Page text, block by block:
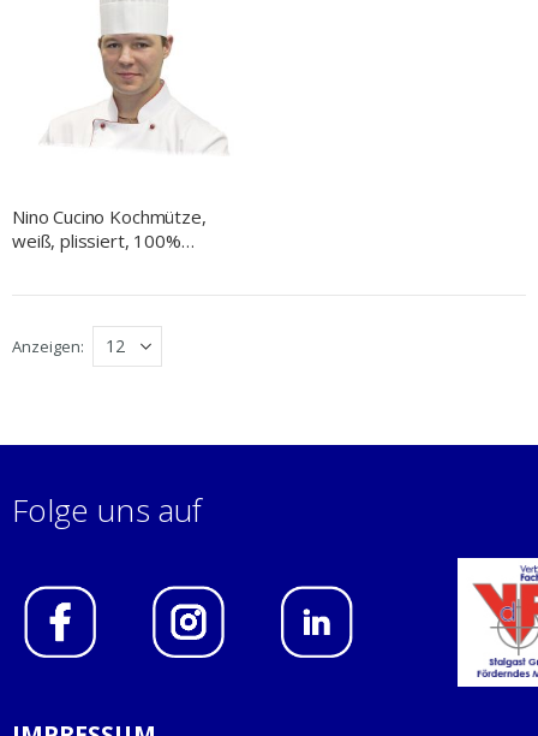
Nino Cucino Kochmütze,
weiß, plissiert, 100%
Anzeigen
Folge uns auf